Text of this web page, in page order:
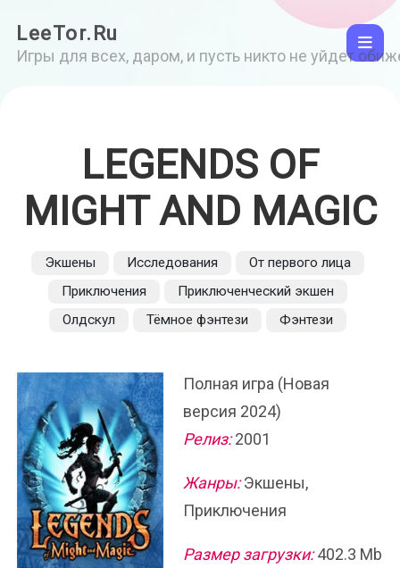
LeeTor.Ru
Игры для всех, даром, и пусть никто не уйдет
LEGENDS OF
MIGHT AND MAGIC
Экшены Исследования
От первого лица
Приключения
Приключенческий экшен
Олдскул
Тёмное фэнтези Фэнтези
Полная игра (Новая
версия 2024)
Релиз:2001
Жанры:Экшены,
Приключения
Размер загрузки:402.3 Mb